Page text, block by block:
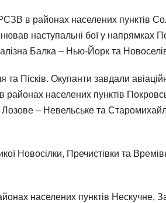
в районах населених пунктів
наступальні бої у напрямках
Балка – Нью-Йорк та
Пісків. Окупанти завдали
населених пунктів
– Невельське та
Новосілки, Пречистівки та
населених пунктів Нескучне,